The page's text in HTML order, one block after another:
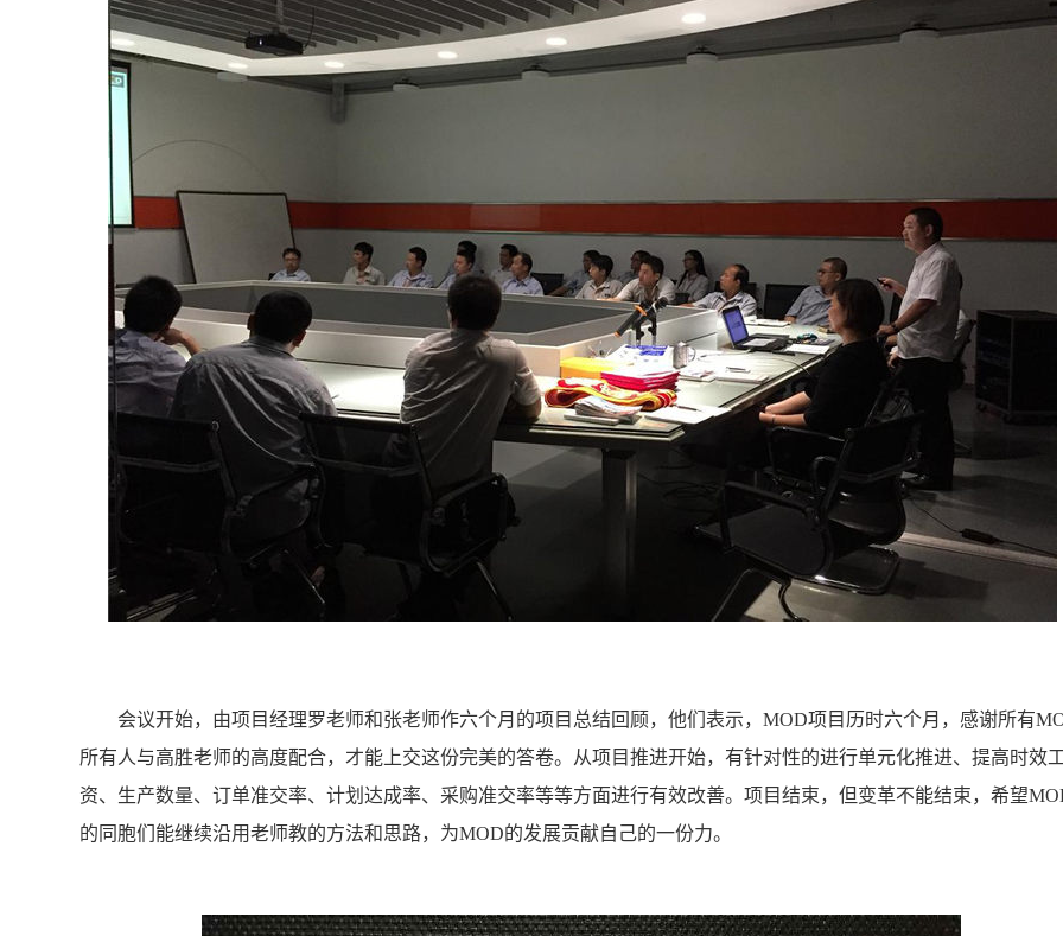
会议开始，由项目经理罗老师和张老师作六个月的项目总结回顾，他们表示，MOD项目历时六个月，感谢所有
所有人与高胜老师的高度配合，才能上交这份完美的答卷。从项目推进开始，有针对性的进行单元化推进、提高时效
资、生产数量、订单准交率、计划达成率、采购准交率等等方面进行有效改善。项目结束，但变革不能结束，希望
的同胞们能继续沿用老师教的方法和思路，为MOD的发展贡献自己的一份力。